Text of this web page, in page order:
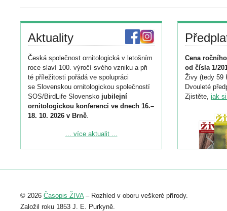
Aktuality
Česká společnost ornitologická v letošním
roce slaví 100. výročí svého vzniku a při
té příležitosti pořádá ve spolupráci
se Slovenskou ornitologickou společností
SOS/BirdLife Slovensko jubilejní
ornitologickou konferenci ve dnech 16.–
18. 10. 2026 v Brně.
Podrobnější informace ke konferenci
Registrovat se můžete do 6. září.
abstraktu přihlášené přednášky nebo
posteru je už 30. června.
... více aktualit ...
Cena
od čísla 1/
Živy (tedy 59
Dvouleté
Zjistěte, jak
© 2026 Časopis ŽIVA– Rozhled v oboru veškeré přírody.
Založil roku 1853 J. E. Purkyně.